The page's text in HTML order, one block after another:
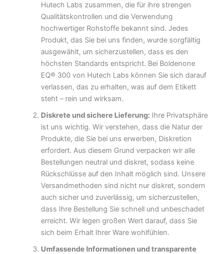
Hutech Labs zusammen, die für ihre strengen
Qualitätskontrollen und die Verwendung
hochwertiger Rohstoffe bekannt sind. Jedes
Produkt, das Sie bei uns finden, wurde sorgfältig
ausgewählt, um sicherzustellen, dass es den
höchsten Standards entspricht. Bei Boldenone
EQ® 300 von Hutech Labs können Sie sich darauf
verlassen, das zu erhalten, was auf dem Etikett
steht – rein und wirksam.
Diskrete und sichere Lieferung:Ihre Privatsphäre
ist uns wichtig. Wir verstehen, dass die Natur der
Produkte, die Sie bei uns erwerben, Diskretion
erfordert. Aus diesem Grund verpacken wir alle
Bestellungen neutral und diskret, sodass keine
Rückschlüsse auf den Inhalt möglich sind. Unsere
Versandmethoden sind nicht nur diskret, sondern
auch sicher und zuverlässig, um sicherzustellen,
dass Ihre Bestellung Sie schnell und unbeschadet
erreicht. Wir legen großen Wert darauf, dass Sie
sich beim Erhalt Ihrer Ware wohlfühlen.
Umfassende Informationen und transparente